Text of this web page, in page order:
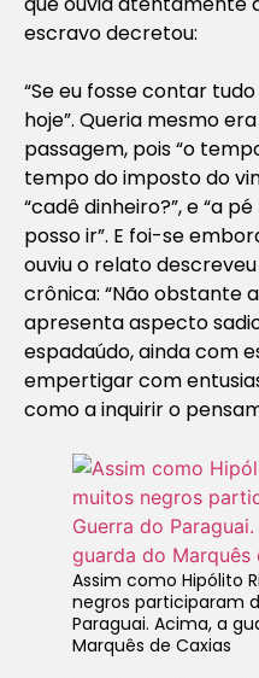
escravo decretou:
“Se eu fosse contar
hoje”. Queria mesmo
passagem, pois “o
tempo do imposto do
“cadê dinheiro?”, e “a
posso ir”. E foi-se
ouviu o relato
crônica: “Não obstante
apresenta aspecto
espadaúdo, ainda com
empertigar com
como a inquirir o
Assim como Hipólito
negros participaram
Paraguai. Acima, a
Marquês de Caxias